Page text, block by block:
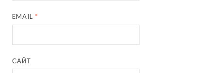
EMAIL*
САЙТ